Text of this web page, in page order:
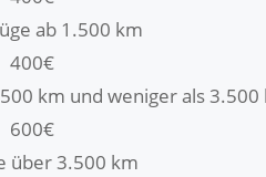
ab 1.500 km
400€
km und weniger als 3.500
600€
über 3.500 km